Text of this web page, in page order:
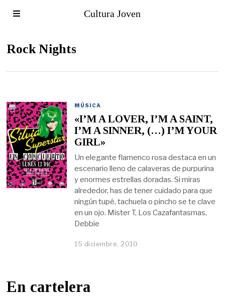
Cultura Joven
Rock Nights
MÚSICA
«I’M A LOVER, I’M A SAINT,
I’M A SINNER, (…) I’M YOUR
GIRL»
Un elegante flamenco rosa destaca en un
escenario lleno de calaveras de purpurina
y enormes estrellas doradas. Si miras
alrededor, has de tener cuidado para que
ningún tupé, tachuela o pincho se te clave
en un ojo. Mister T, Los Cazafantasmas,
Debbie
15 diciembre, 2010
En cartelera